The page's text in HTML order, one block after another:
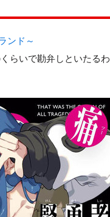
ンド～
らいで勘弁しといたるわ